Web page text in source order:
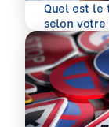
Quel est le
selon votre
En savoir plus